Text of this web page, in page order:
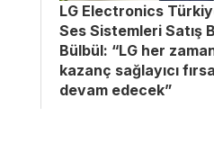
LG Electronics
Ses Sistemleri Satış
Bülbül: “LG her
kazanç sağlayıcı
devam edecek”